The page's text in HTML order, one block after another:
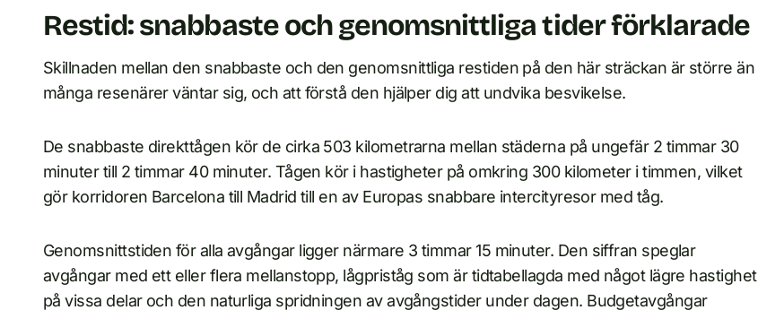
Restid: snabbaste och genomsnittliga tider förklarade
Skillnaden mellan den snabbaste och den genomsnittliga restiden på den här sträckan är större än
många resenärer väntar sig, och att förstå den hjälper dig att undvika besvikelse.
De snabbaste direkttågen kör de cirka 503 kilometrarna mellan städerna på ungefär 2 timmar 30
minuter till 2 timmar 40 minuter. Tågen kör i hastigheter på omkring 300 kilometer i timmen, vilket
gör korridoren Barcelona till Madrid till en av Europas snabbare intercityresor med tåg.
Genomsnittstiden för alla avgångar ligger närmare 3 timmar 15 minuter. Den siffran speglar
avgångar med ett eller flera mellanstopp, lågpriståg som är tidtabellagda med något lägre hastighet
på vissa delar och den naturliga spridningen av avgångstider under dagen. Budgetavgångar